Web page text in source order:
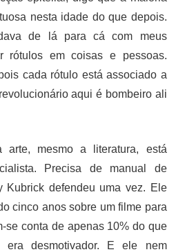
nesta idade do que depois.
de lá para cá com meus
rótulos em coisas e pessoas.
cada rótulo está associado a
aqui é bombeiro ali
arte, mesmo a literatura, está
Precisa de manual de
Kubrick defendeu uma vez. Ele
cinco anos sobre um filme para
se conta de apenas 10% do que
era desmotivador. E ele nem